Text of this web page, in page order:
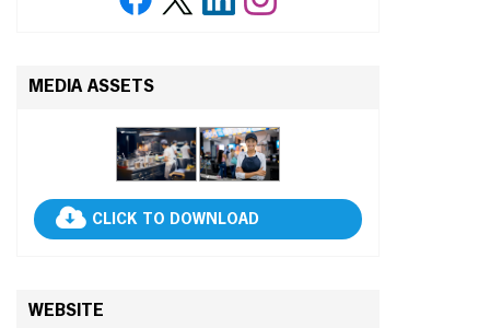
MEDIA ASSETS
CLICK TO DOWNLOAD
WEBSITE